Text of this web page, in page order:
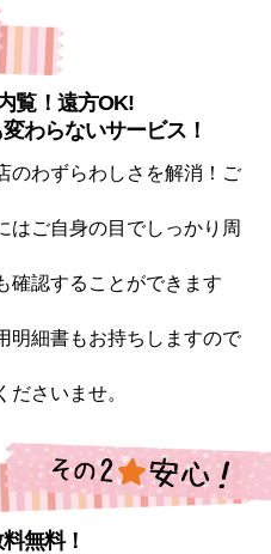
覧！遠方OK!
わらないサービス！
のわずらわしさを解消！ご
はご自身の目でしっかり周
確認することができます
明細書もお持ちしますので
ださいませ。
無料！